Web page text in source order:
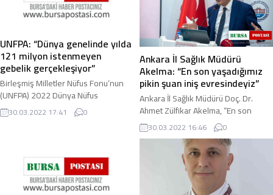
UNFPA: “Dünya genelinde yılda
121 milyon istenmeyen
gebelik gerçekleşiyor”
Birleşmiş Milletler Nüfus Fonu’nun
(UNFPA) 2022 Dünya Nüfus
Raporu’na göre dünya genelinde
yılda tahminen 121 milyon
30.03.2022 17:41 0
Ankara İl Sağlık Müdürü
Akelma: “En son yaşadığımız
pikin şuan iniş evresindeyiz”
Ankara İl Sağlık Müdürü Doç. Dr.
Ahmet Zülfikar Akelma, “En son
yaşadığımız pikin de şuan iniş
evresindeyiz. Yani şuan bizim
Ankara’daki vaka ...
30.03.2022 16:46 0